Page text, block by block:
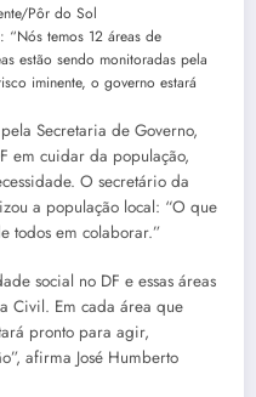
“Nós temos 12 áreas de
estão sendo monitoradas pela
iminente, o governo estará
Secretaria de Governo,
em cuidar da população,
O secretário da
a população local: “O que
todos em colaborar.”
social no DF e essas áreas
Civil. Em cada área que
pronto para agir,
afirma José Humberto